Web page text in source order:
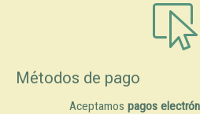
Métodos de pago
Aceptamos pagos